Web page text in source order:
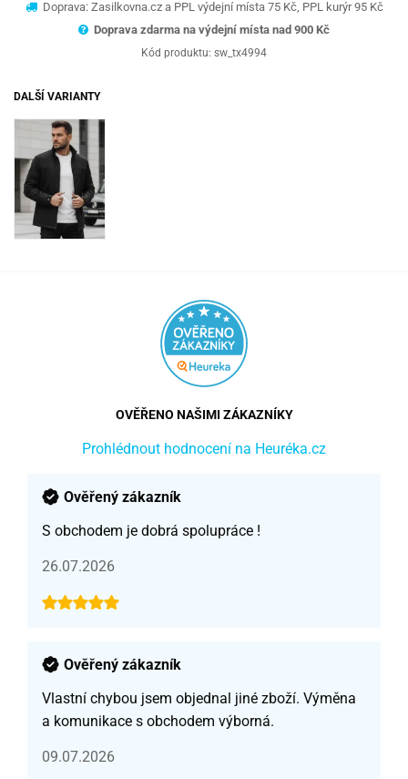
Doprava: Zasilkovna.cz a PPL výdejní místa 75 Kč, PPL kurýr 95 Kč
Doprava zdarma na výdejní místa nad 900 Kč
Kód produktu: sw_tx4994
DALŠÍ VARIANTY
OVĚŘENO NAŠIMI ZÁKAZNÍKY
Prohlédnout hodnocení na Heuréka.cz
Ověřený zákazník
S obchodem je dobrá spolupráce !
26.07.2026
Ověřený zákazník
Vlastní chybou jsem objednal jiné zboží. Výměna
a komunikace s obchodem výborná.
09.07.2026